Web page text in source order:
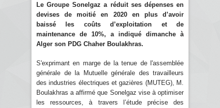
Le Groupe Sonelgaz a réduit ses dépenses en
devises de moitié en 2020 en plus d’avoir
baissé les coûts d’exploitation et de
maintenance de 10%, a indiqué dimanche à
Alger son PDG Chaher Boulakhras.
S'exprimant en marge de la tenue de l'assemblée
générale de la Mutuelle générale des travailleurs
des industries électriques et gazières (MUTEG), M.
Boulakhras a affirmé que Sonelgaz vise à optimiser
les ressources, à travers l’étude précise des